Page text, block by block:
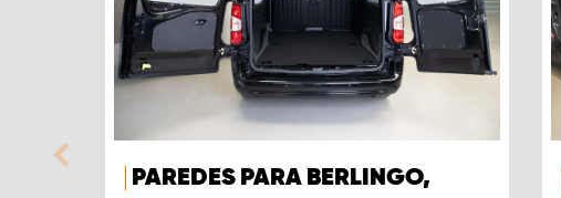
PAREDES PARA BERLINGO,